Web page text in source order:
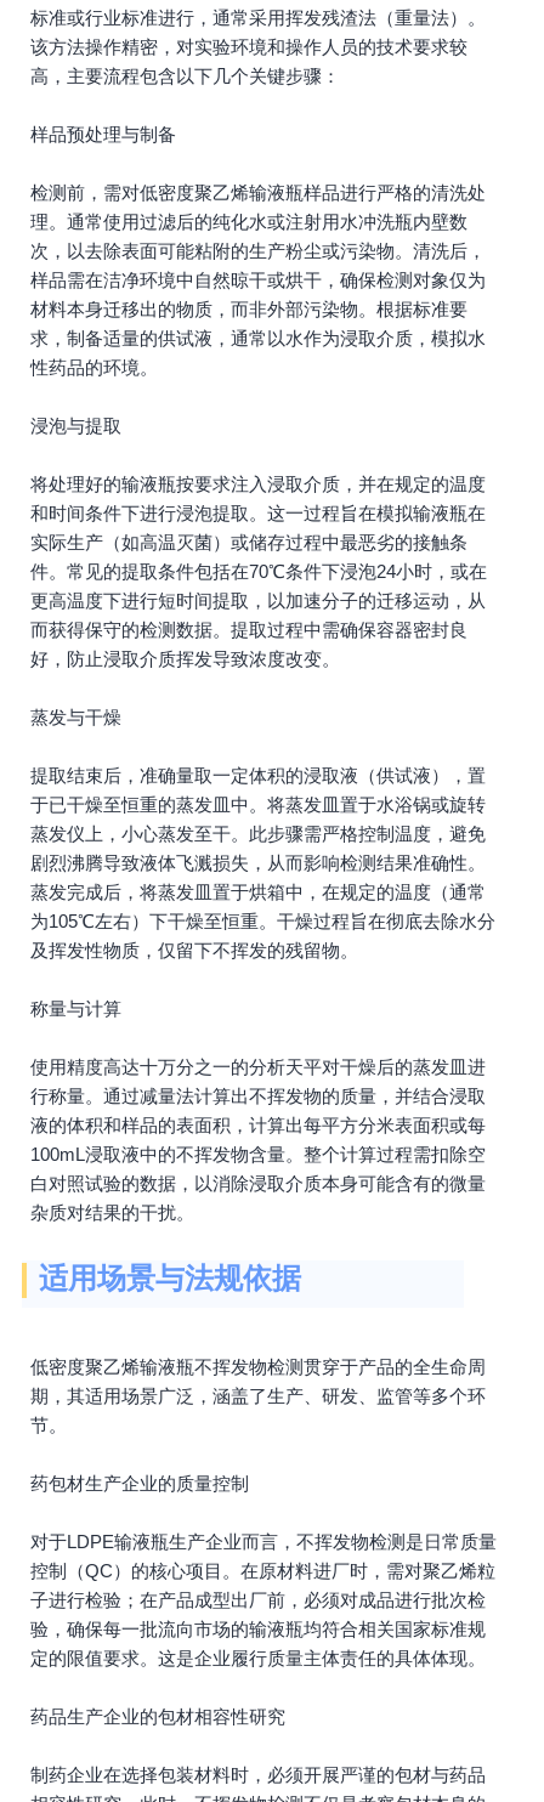
标准或行业标准进行，通常采用挥发残渣法（重量法）。
该方法操作精密，对实验环境和操作人员的技术要求较
高，主要流程包含以下几个关键步骤：
样品预处理与制备
检测前，需对低密度聚乙烯输液瓶样品进行严格的清洗处
理。通常使用过滤后的纯化水或注射用水冲洗瓶内壁数
次，以去除表面可能粘附的生产粉尘或污染物。清洗后，
样品需在洁净环境中自然晾干或烘干，确保检测对象仅为
材料本身迁移出的物质，而非外部污染物。根据标准要
求，制备适量的供试液，通常以水作为浸取介质，模拟水
性药品的环境。
浸泡与提取
将处理好的输液瓶按要求注入浸取介质，并在规定的温度
和时间条件下进行浸泡提取。这一过程旨在模拟输液瓶在
实际生产（如高温灭菌）或储存过程中最恶劣的接触条
件。常见的提取条件包括在70℃条件下浸泡24小时，或在
更高温度下进行短时间提取，以加速分子的迁移运动，从
而获得保守的检测数据。提取过程中需确保容器密封良
好，防止浸取介质挥发导致浓度改变。
蒸发与干燥
提取结束后，准确量取一定体积的浸取液（供试液），置
于已干燥至恒重的蒸发皿中。将蒸发皿置于水浴锅或旋转
蒸发仪上，小心蒸发至干。此步骤需严格控制温度，避免
剧烈沸腾导致液体飞溅损失，从而影响检测结果准确性。
蒸发完成后，将蒸发皿置于烘箱中，在规定的温度（通常
为105℃左右）下干燥至恒重。干燥过程旨在彻底去除水分
及挥发性物质，仅留下不挥发的残留物。
称量与计算
使用精度高达十万分之一的分析天平对干燥后的蒸发皿进
行称量。通过减量法计算出不挥发物的质量，并结合浸取
液的体积和样品的表面积，计算出每平方分米表面积或每
100mL浸取液中的不挥发物含量。整个计算过程需扣除空
白对照试验的数据，以消除浸取介质本身可能含有的微量
杂质对结果的干扰。
适用场景与法规依据
低密度聚乙烯输液瓶不挥发物检测贯穿于产品的全生命周
期，其适用场景广泛，涵盖了生产、研发、监管等多个环
节。
药包材生产企业的质量控制
对于LDPE输液瓶生产企业而言，不挥发物检测是日常质量
控制（QC）的核心项目。在原材料进厂时，需对聚乙烯粒
子进行检验；在产品成型出厂前，必须对成品进行批次检
验，确保每一批流向市场的输液瓶均符合相关国家标准规
定的限值要求。这是企业履行质量主体责任的具体体现。
药品生产企业的包材相容性研究
制药企业在选择包装材料时，必须开展严谨的包材与药品